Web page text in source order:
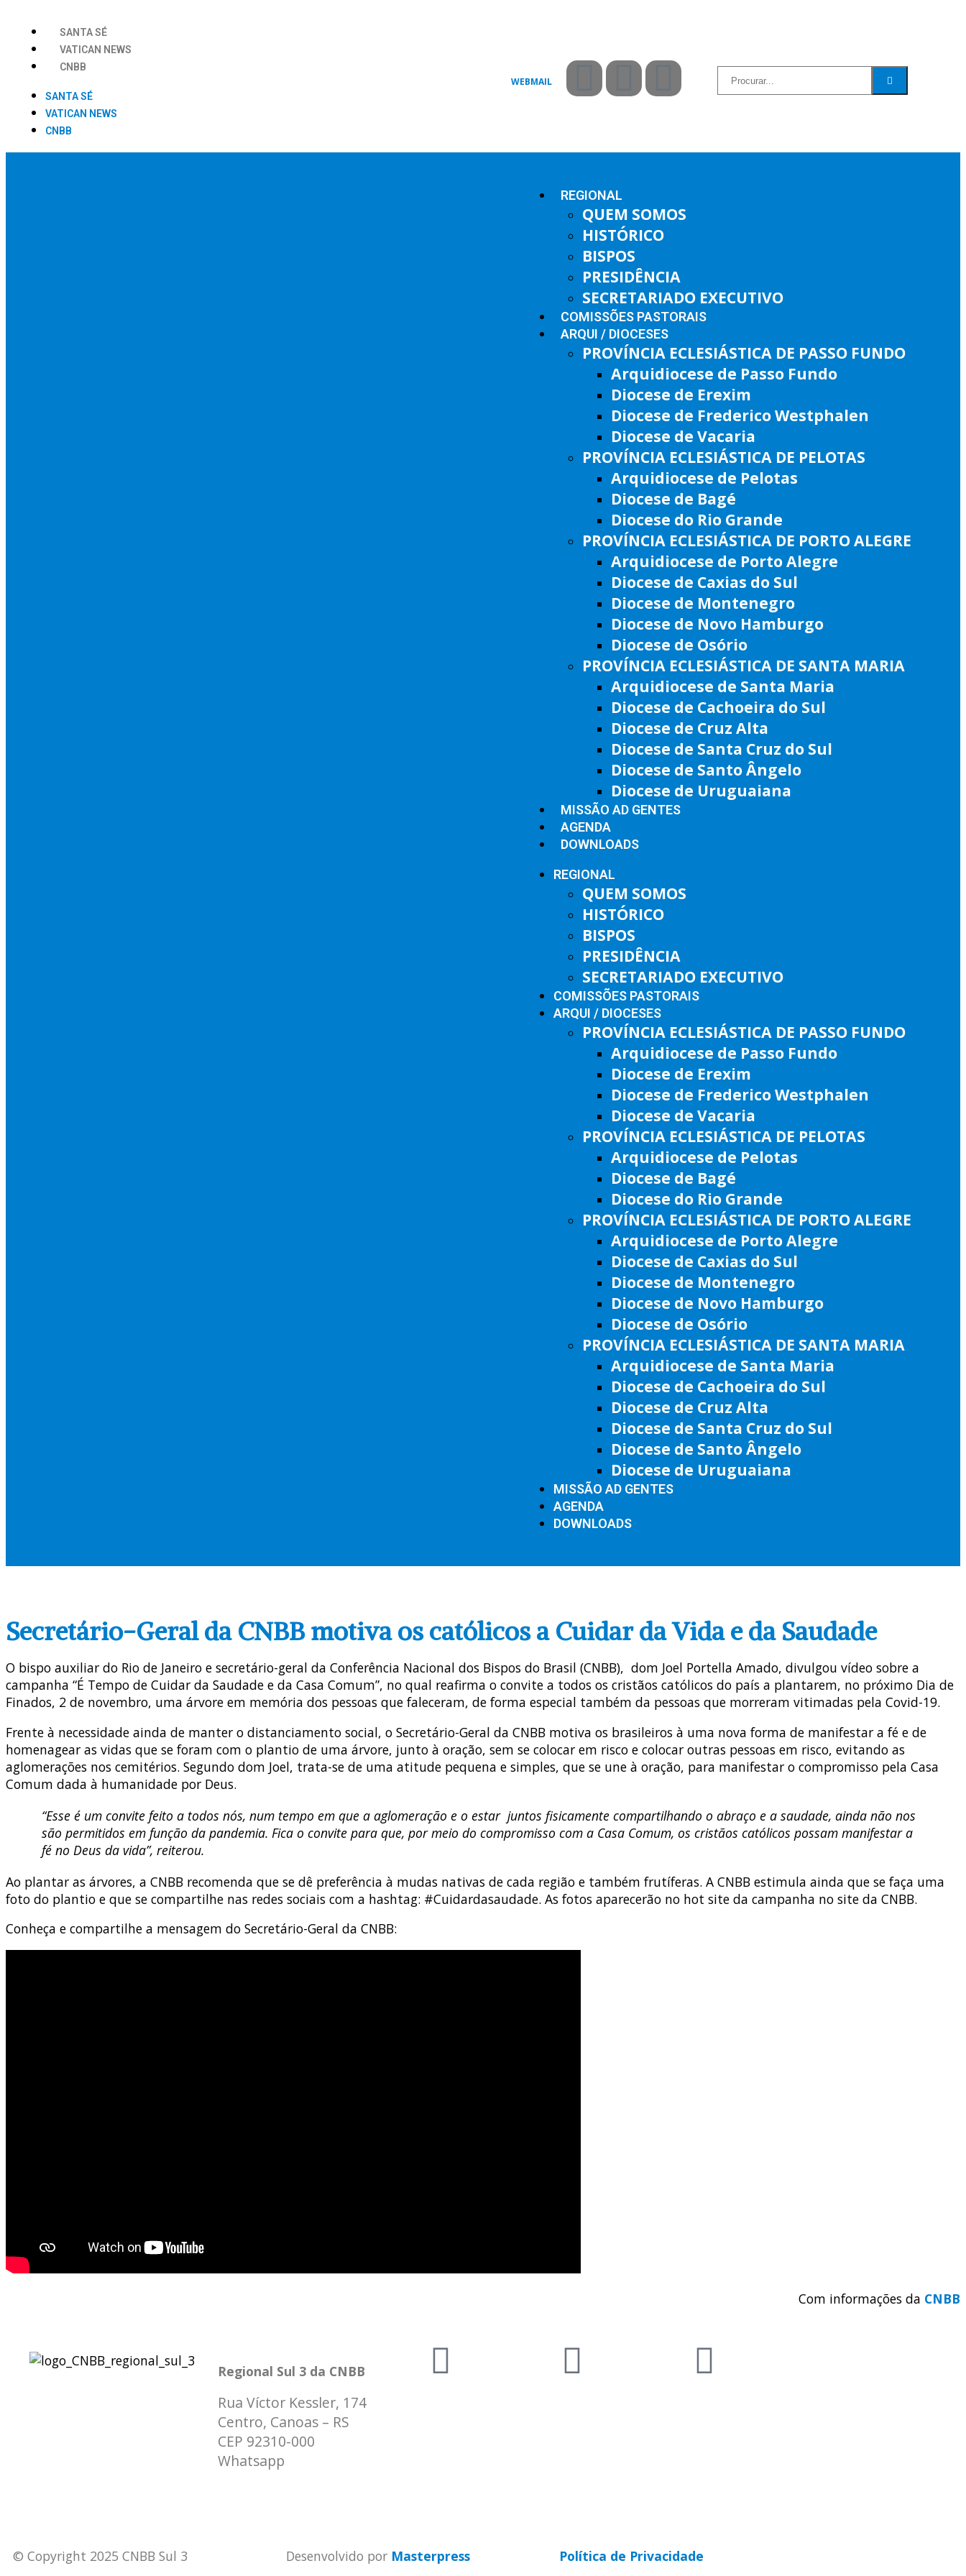
SANTA SÉ
VATICAN NEWS
CNBB
SANTA SÉ
VATICAN NEWS
CNBB
WEBMAIL
REGIONAL
QUEM SOMOS
HISTÓRICO
BISPOS
PRESIDÊNCIA
SECRETARIADO EXECUTIVO
COMISSÕES PASTORAIS
ARQUI / DIOCESES
PROVÍNCIA ECLESIÁSTICA DE PASSO FUNDO
Arquidiocese de Passo Fundo
Diocese de Erexim
Diocese de Frederico Westphalen
Diocese de Vacaria
PROVÍNCIA ECLESIÁSTICA DE PELOTAS
Arquidiocese de Pelotas
Diocese de Bagé
Diocese do Rio Grande
PROVÍNCIA ECLESIÁSTICA DE PORTO ALEGRE
Arquidiocese de Porto Alegre
Diocese de Caxias do Sul
Diocese de Montenegro
Diocese de Novo Hamburgo
Diocese de Osório
PROVÍNCIA ECLESIÁSTICA DE SANTA MARIA
Arquidiocese de Santa Maria
Diocese de Cachoeira do Sul
Diocese de Cruz Alta
Diocese de Santa Cruz do Sul
Diocese de Santo Ângelo
Diocese de Uruguaiana
MISSÃO AD GENTES
AGENDA
DOWNLOADS
REGIONAL
QUEM SOMOS
HISTÓRICO
BISPOS
PRESIDÊNCIA
SECRETARIADO EXECUTIVO
COMISSÕES PASTORAIS
ARQUI / DIOCESES
PROVÍNCIA ECLESIÁSTICA DE PASSO FUNDO
Arquidiocese de Passo Fundo
Diocese de Erexim
Diocese de Frederico Westphalen
Diocese de Vacaria
PROVÍNCIA ECLESIÁSTICA DE PELOTAS
Arquidiocese de Pelotas
Diocese de Bagé
Diocese do Rio Grande
PROVÍNCIA ECLESIÁSTICA DE PORTO ALEGRE
Arquidiocese de Porto Alegre
Diocese de Caxias do Sul
Diocese de Montenegro
Diocese de Novo Hamburgo
Diocese de Osório
PROVÍNCIA ECLESIÁSTICA DE SANTA MARIA
Arquidiocese de Santa Maria
Diocese de Cachoeira do Sul
Diocese de Cruz Alta
Diocese de Santa Cruz do Sul
Diocese de Santo Ângelo
Diocese de Uruguaiana
MISSÃO AD GENTES
AGENDA
DOWNLOADS
Secretário-Geral da CNBB motiva os católicos a Cuidar da Vida e da Saudade
O bispo auxiliar do Rio de Janeiro e secretário-geral da Conferência Nacional dos Bispos do Brasil (CNBB), dom Joel Portella Amado, divulgou vídeo sobre a
campanha “É Tempo de Cuidar da Saudade e da Casa Comum”, no qual reafirma o convite a todos os cristãos católicos do país a plantarem, no próximo Dia de
Finados, 2 de novembro, uma árvore em memória dos pessoas que faleceram, de forma especial também da pessoas que morreram vitimadas pela Covid-19.
Frente à necessidade ainda de manter o distanciamento social, o Secretário-Geral da CNBB motiva os brasileiros à uma nova forma de manifestar a fé e de
homenagear as vidas que se foram com o plantio de uma árvore, junto à oração, sem se colocar em risco e colocar outras pessoas em risco, evitando as
aglomerações nos cemitérios. Segundo dom Joel, trata-se de uma atitude pequena e simples, que se une à oração, para manifestar o compromisso pela Casa
Comum dada à humanidade por Deus.
“Esse é um convite feito a todos nós, num tempo em que a aglomeração e o estar juntos fisicamente compartilhando o abraço e a saudade, ainda não nos
são permitidos em função da pandemia. Fica o convite para que, por meio do compromisso com a Casa Comum, os cristãos católicos possam manifestar a
fé no Deus da vida”, reiterou.
Ao plantar as árvores, a CNBB recomenda que se dê preferência à mudas nativas de cada região e também frutíferas. A CNBB estimula ainda que se faça uma
foto do plantio e que se compartilhe nas redes sociais com a hashtag: #Cuidardasaudade. As fotos aparecerão no hot site da campanha no site da CNBB.
Conheça e compartilhe a mensagem do Secretário-Geral da CNBB:
Com informações da CNBB
Regional Sul 3 da CNBB
Rua Víctor Kessler, 174
Centro, Canoas – RS
CEP 92310-000
Whatsapp
© Copyright 2025 CNBB Sul 3 Desenvolvido por Masterpress Política de Privacidade